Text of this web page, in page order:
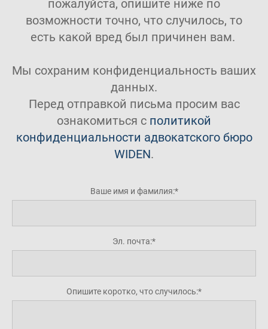
пожалуйста, опишите ниже по
возможности точно, что случилось, то
есть какой вред был причинен вам.
Мы сохраним конфиденциальность ваших
данных.
Перед отправкой письма просим вас
ознакомиться с политикой
конфиденциальности адвокатского бюро
WIDEN.
Ваше имя и фамилия:
Эл. почта:
Опишите коротко, что случилось: